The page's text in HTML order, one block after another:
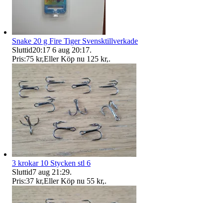
Snake 20 g Fire Tiger Svensktillverkade
Sluttid20:17 6 aug 20:17.
Pris:75 kr,Eller Köp nu 125 kr,.
3 krokar 10 Stycken stl 6
Sluttid7 aug 21:29.
Pris:37 kr,Eller Köp nu 55 kr,.